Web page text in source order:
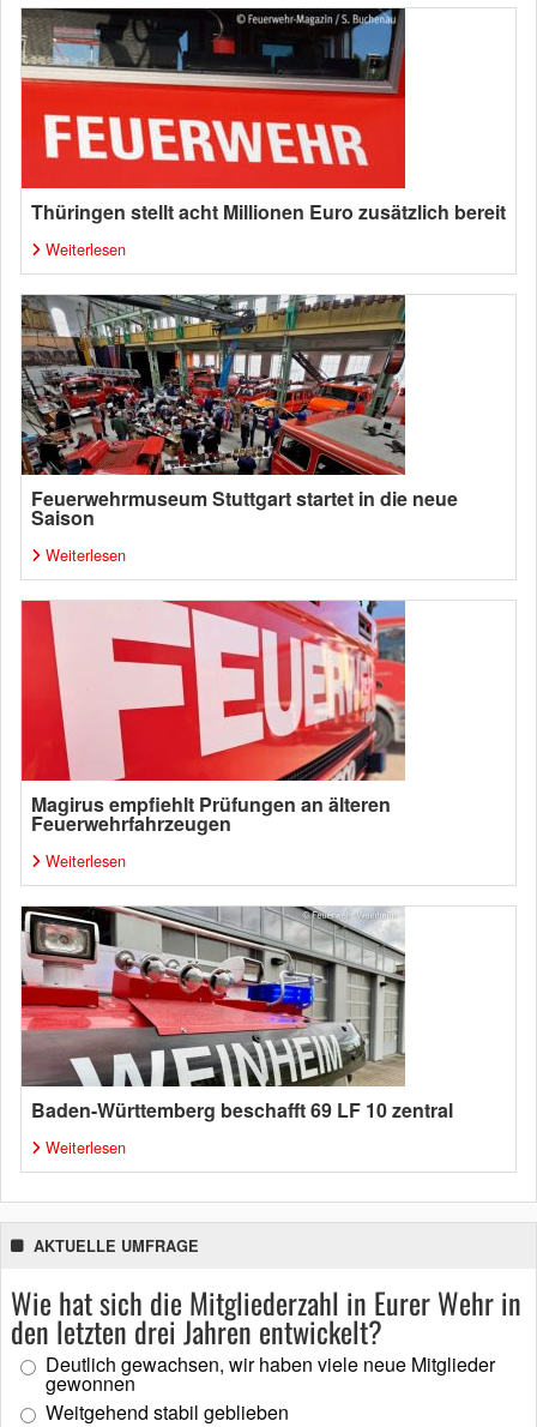
Thüringen stellt acht Millionen Euro zusätzlich bereit
Weiterlesen
Feuerwehrmuseum Stuttgart startet in die neue
Saison
Weiterlesen
Magirus empfiehlt Prüfungen an älteren
Feuerwehrfahrzeugen
Weiterlesen
Baden-Württemberg beschafft 69 LF 10 zentral
Weiterlesen
AKTUELLE UMFRAGE
Wie hat sich die Mitgliederzahl in Eurer Wehr in
den letzten drei Jahren entwickelt?
Deutlich gewachsen, wir haben viele neue Mitglieder
gewonnen
Weitgehend stabil geblieben